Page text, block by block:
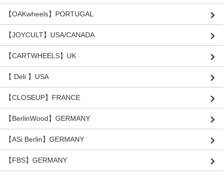
【OAKwheels】PORTUGAL
【JOYCULT】USA/CANADA
【CARTWHEELS】UK
【 Deli 】USA
【CLOSEUP】FRANCE
【BerlinWood】GERMANY
【ASi Berlin】GERMANY
【FBS】GERMANY